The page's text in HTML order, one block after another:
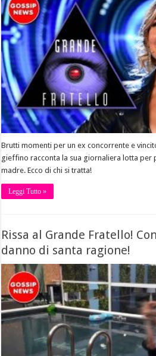
Brutti momenti per un ex concorrente e
gieffino racconta la sua giornaliera lotta per
madre. Ecco di chi si tratta!
Leggi Tutto »
Rissa al Grande Fratello!
danno di santa ragione!